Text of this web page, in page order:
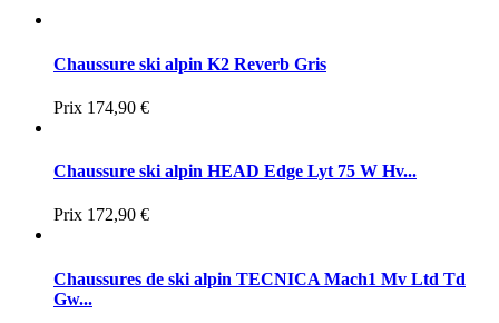
Chaussure ski alpin K2 Reverb Gris
Prix 174,90 €
Chaussure ski alpin HEAD Edge Lyt 75 W Hv...
Prix 172,90 €
Chaussures de ski alpin TECNICA Mach1 Mv Ltd Td
Gw...